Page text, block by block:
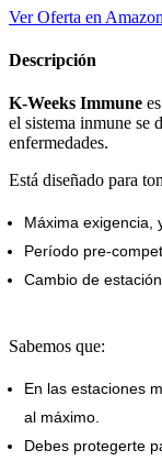
Ver Oferta en Amazon
Descripción
K-Weeks Immune
el sistema inmune se
enfermedades.
Está diseñado para
Máxima exigencia,
Período pre-
Cambio de estación
Sabemos que:
En las estaciones
al máximo.
Debes protegerte